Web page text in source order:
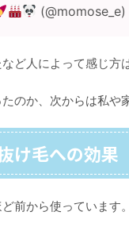
(@momose_e)
ど人によって感じ方
のか、次からは私や
け毛への効果
前から使っています。